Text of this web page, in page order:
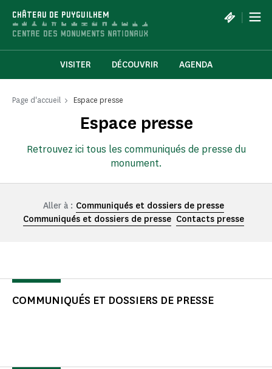
CHÂTEAU DE PUYGUILHEM |
VISITER DÉCOUVRIR AGENDA
Page d'accueil Espace presse
Espace presse
Retrouvez ici tous les communiqués de presse du
monument.
Aller à : Communiqués et dossiers de presse
Communiqués et dossiers de presse Contacts presse
COMMUNIQUÉS ET DOSSIERS DE PRESSE